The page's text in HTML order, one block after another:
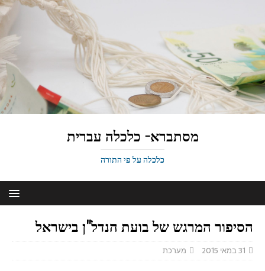
מסתברא- כלכלה עברית
כלכלה על פי התורה
הסיפור המרגש של בועת הנדל"ן בישראל
31 במאי 2015 מערכת